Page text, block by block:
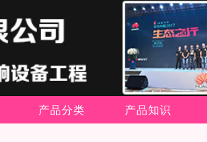
产品分类 产品知识